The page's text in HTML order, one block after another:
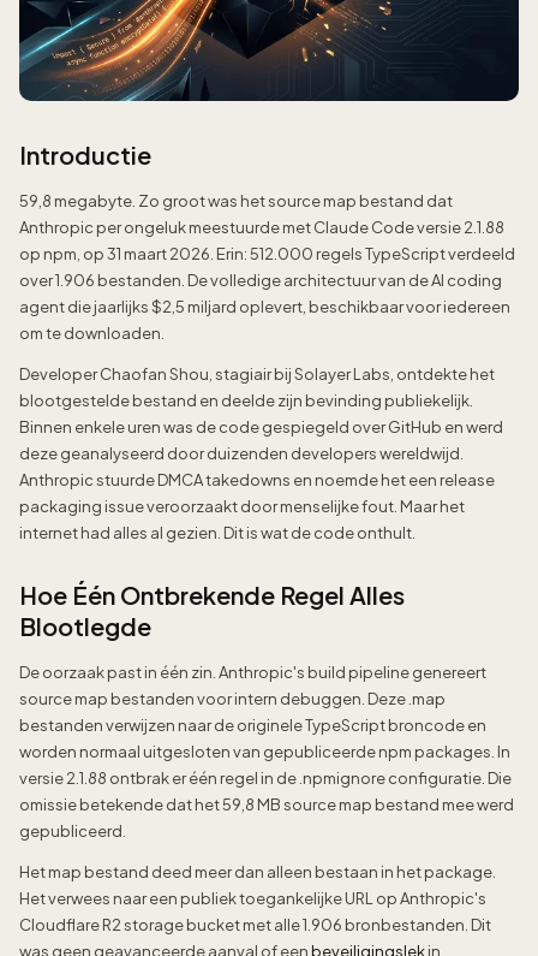
Introductie
59,8 megabyte. Zo groot was het source map bestand dat
Anthropic per ongeluk meestuurde met Claude Code versie 2.1.88
op npm, op 31 maart 2026. Erin: 512.000 regels TypeScript verdeeld
over 1.906 bestanden. De volledige architectuur van de AI coding
agent die jaarlijks $2,5 miljard oplevert, beschikbaar voor iedereen
om te downloaden.
Developer Chaofan Shou, stagiair bij Solayer Labs, ontdekte het
blootgestelde bestand en deelde zijn bevinding publiekelijk.
Binnen enkele uren was de code gespiegeld over GitHub en werd
deze geanalyseerd door duizenden developers wereldwijd.
Anthropic stuurde DMCA takedowns en noemde het een release
packaging issue veroorzaakt door menselijke fout. Maar het
internet had alles al gezien. Dit is wat de code onthult.
Hoe Één Ontbrekende Regel Alles
Blootlegde
De oorzaak past in één zin. Anthropic's build pipeline genereert
source map bestanden voor intern debuggen. Deze .map
bestanden verwijzen naar de originele TypeScript broncode en
worden normaal uitgesloten van gepubliceerde npm packages. In
versie 2.1.88 ontbrak er één regel in de .npmignore configuratie. Die
omissie betekende dat het 59,8 MB source map bestand mee werd
gepubliceerd.
Het map bestand deed meer dan alleen bestaan in het package.
Het verwees naar een publiek toegankelijke URL op Anthropic's
Cloudflare R2 storage bucket met alle 1.906 bronbestanden. Dit
was geen geavanceerde aanval of eenbeveiligingslekin